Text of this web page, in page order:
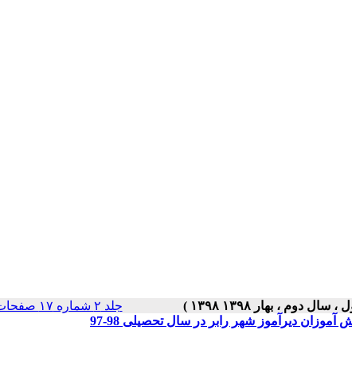
جلد ۲ شماره ۱۷ صفحات ۵-۱
دیرآموز شهر رابر در سال تحصیلی 98-97